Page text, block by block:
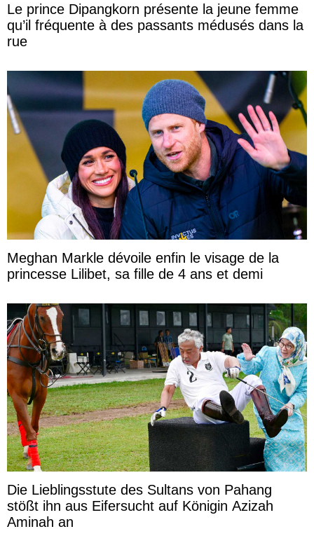
Le prince Dipangkorn présente la jeune femme
qu’il fréquente à des passants médusés dans la
rue
Meghan Markle dévoile enfin le visage de la
princesse Lilibet, sa fille de 4 ans et demi
Die Lieblingsstute des Sultans von Pahang
stößt ihn aus Eifersucht auf Königin Azizah
Aminah an